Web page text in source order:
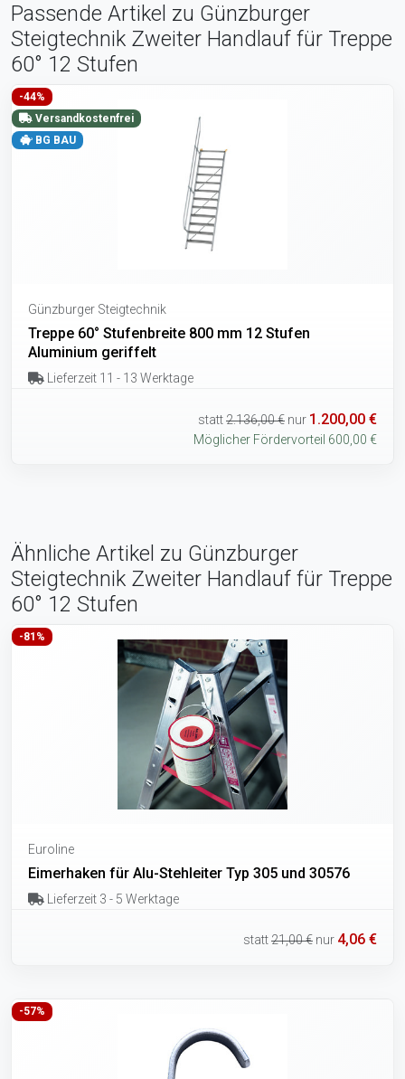
Passende Artikel zu Günzburger
Steigtechnik Zweiter Handlauf für Treppe
60° 12 Stufen
-44%
Versandkostenfrei
BG BAU
Günzburger Steigtechnik
Treppe 60° Stufenbreite 800 mm 12 Stufen
Aluminium geriffelt
Lieferzeit 11 - 13 Werktage
statt2.136,00 € nur 1.200,00 €
Möglicher Fördervorteil 600,00 €
Ähnliche Artikel zu Günzburger
Steigtechnik Zweiter Handlauf für Treppe
60° 12 Stufen
-81%
Euroline
Eimerhaken für Alu-Stehleiter Typ 305 und 30576
Lieferzeit 3 - 5 Werktage
statt21,00 € nur 4,06 €
-57%